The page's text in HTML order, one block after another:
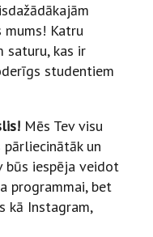
Katru
saturu, kas ir
studentiem
Mēs Tev visu
un
būs iespēja veidot
programmai, bet
kā Instagram,